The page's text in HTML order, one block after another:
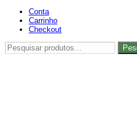
Conta
Carrinho
Checkout
Pesquisar
por: